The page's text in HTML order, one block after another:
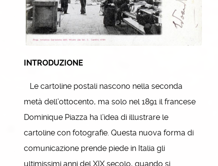
INTRODUZIONE
Le cartoline postali nascono nella seconda
metà dell’ottocento, ma solo nel 1891 il francese
Dominique Piazza ha l’idea di illustrare le
cartoline con fotografie. Questa nuova forma di
comunicazione prende piede in Italia gli
ultimissimi anni del XIX secolo, quando si